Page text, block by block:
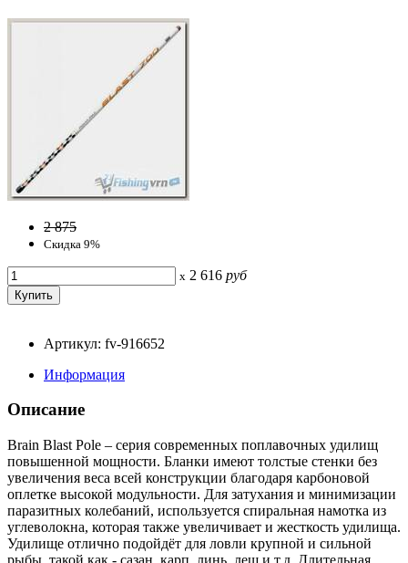
2 875
Скидка 9%
x 2 616 руб
Артикул: fv-916652
Информация
Описание
Brain Blast Pole – серия современных поплавочных удилищ
повышенной мощности. Бланки имеют толстые стенки без
увеличения веса всей конструкции благодаря карбоновой
оплетке высокой модульности. Для затухания и минимизации
паразитных колебаний, используется спиральная намотка из
углеволокна, которая также увеличивает и жесткость удилища.
Удилище отлично подойдёт для ловли крупной и сильной
рыбы, такой как - сазан, карп, линь, лещ и т.д. Длительная